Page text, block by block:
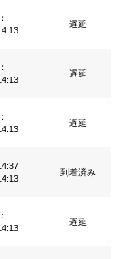
遅延
遅延
遅延
到着済み
遅延